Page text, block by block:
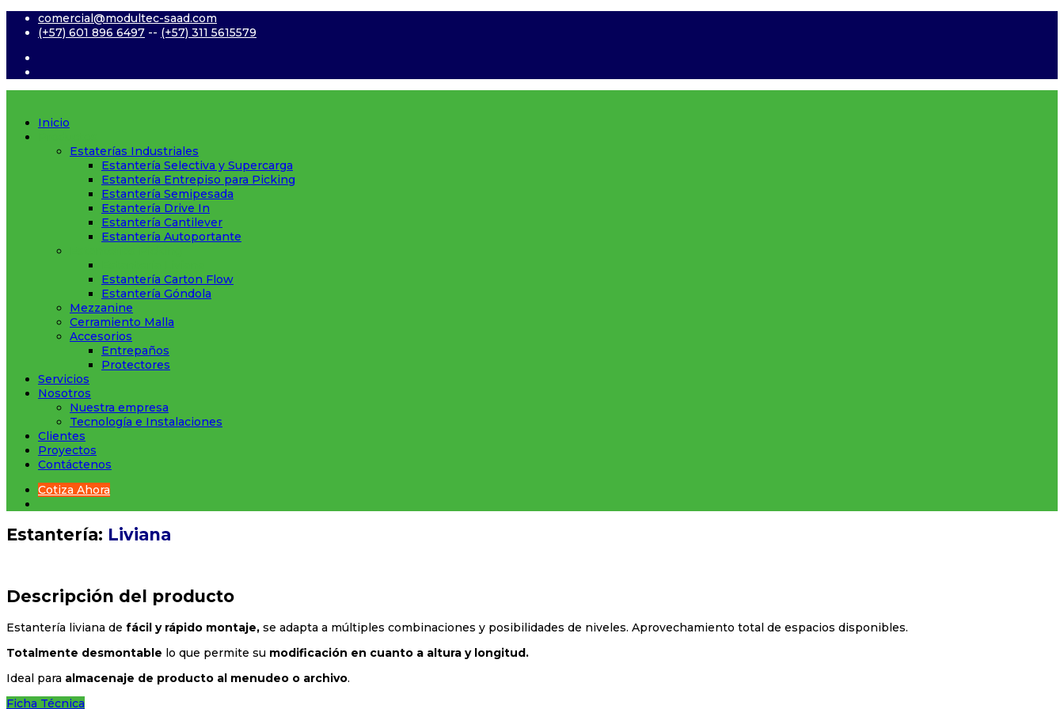
comercial@modultec-saad.com
(+57) 601 896 6497 -- (+57) 311 5615579
Inicio
Estaterías Industriales
Estantería Selectiva y Supercarga
Estantería Entrepiso para Picking
Estantería Semipesada
Estantería Drive In
Estantería Cantilever
Estantería Autoportante
Estantería Carton Flow
Estantería Góndola
Mezzanine
Cerramiento Malla
Accesorios
Entrepaños
Protectores
Servicios
Nosotros
Nuestra empresa
Tecnología e Instalaciones
Clientes
Proyectos
Contáctenos
Cotiza Ahora
Estantería: Liviana
Descripción del producto
Estantería liviana de fácil y rápido montaje, se adapta a múltiples combinaciones y posibilidades de niveles. Aprovechamiento total de espacios disponibles.
Totalmente desmontable lo que permite su modificación en cuanto a altura y longitud.
Ideal para almacenaje de producto al menudeo o archivo.
Ficha Técnica